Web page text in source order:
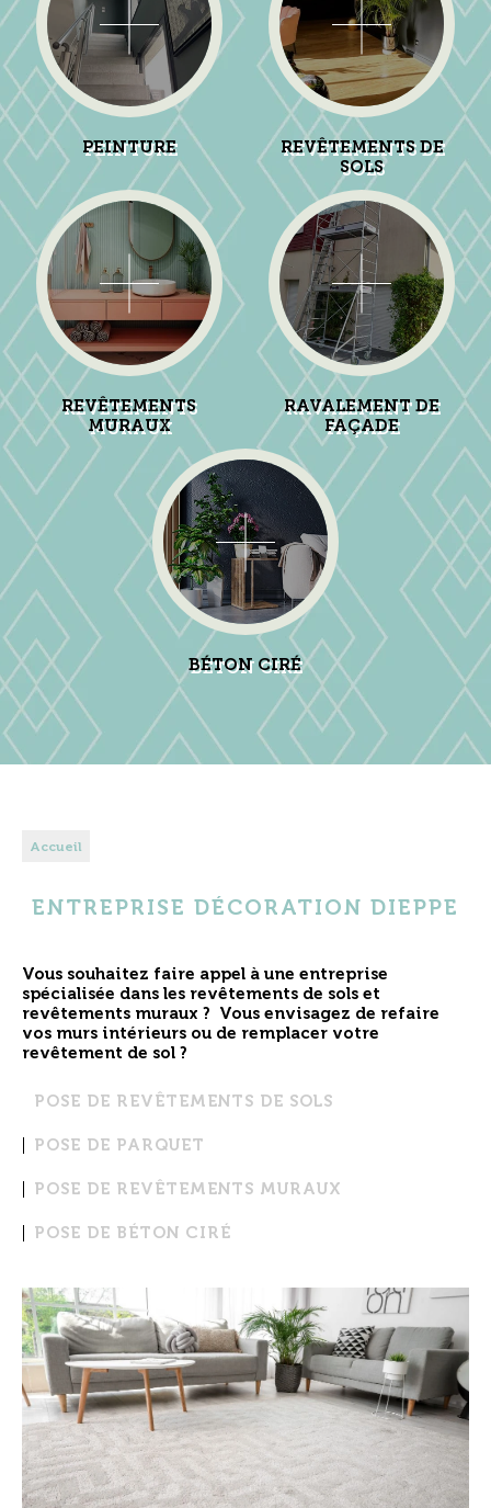
PEINTURE
REVÊTEMENTS DE
SOLS
REVÊTEMENTS
MURAUX
RAVALEMENT DE
FAÇADE
BÉTON CIRÉ
Accueil
ENTREPRISE DÉCORATION DIEPPE
Vous souhaitez faire appel à une entreprise
spécialisée dans les revêtements de sols et
revêtements muraux ? Vous envisagez de refaire
vos murs intérieurs ou de remplacer votre
revêtement de sol ?
POSE DE REVÊTEMENTS DE SOLS
POSE DE PARQUET
POSE DE REVÊTEMENTS MURAUX
POSE DE BÉTON CIRÉ